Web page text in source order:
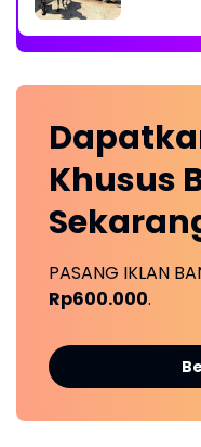
Khusus
PASANG IKLAN
Rp600.000.